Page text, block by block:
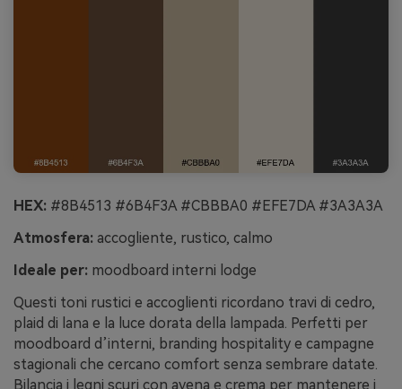
HEX: #8B4513 #6B4F3A #CBBBA0 #EFE7DA #3A3A3A
Atmosfera: accogliente, rustico, calmo
Ideale per: moodboard interni lodge
Questi toni rustici e accoglienti ricordano travi di cedro,
plaid di lana e la luce dorata della lampada. Perfetti per
moodboard d’interni, branding hospitality e campagne
stagionali che cercano comfort senza sembrare datate.
Bilancia i legni scuri con avena e crema per mantenere i